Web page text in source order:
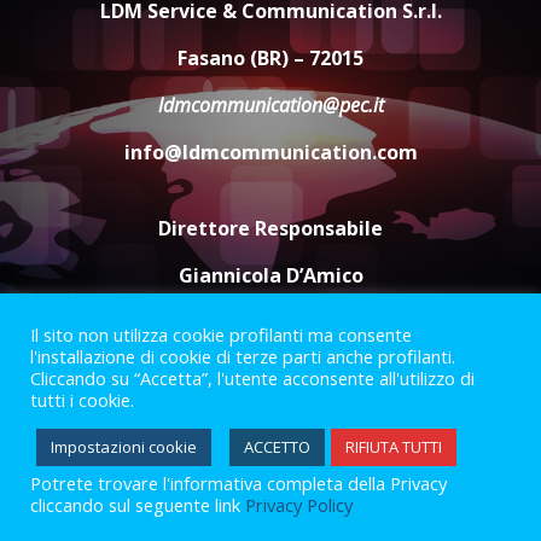
Comune di Fasano
6 Agosto 2026 14:16
Grazia Neglia, coordinatrice
cittadina di Fratelli d’Italia,
pronta a tornare in Consiglio
comunale
6 Agosto 2026 08:00
LDM Service & Communication S.r.l.
Fasano (BR) – 72015
ldmcommunication@pec.it
info@ldmcommunication.com
Direttore Responsabile
Giannicola D’Amico
Termini e Condizioni
Privacy Policy
Informazioni Legali
Facebook
Instagram
Youtube
2023 © Gofasano|Powered byCreativestudio
Il sito non utilizza cookie profilanti ma consente
l'installazione di cookie di terze parti anche profilanti.
Cliccando su “Accetta”, l'utente acconsente all'utilizzo di
tutti i cookie.
Impostazioni cookie ACCETTO RIFIUTA TUTTI
Potrete trovare l'informativa completa della Privacy
cliccando sul seguente link Privacy Policy